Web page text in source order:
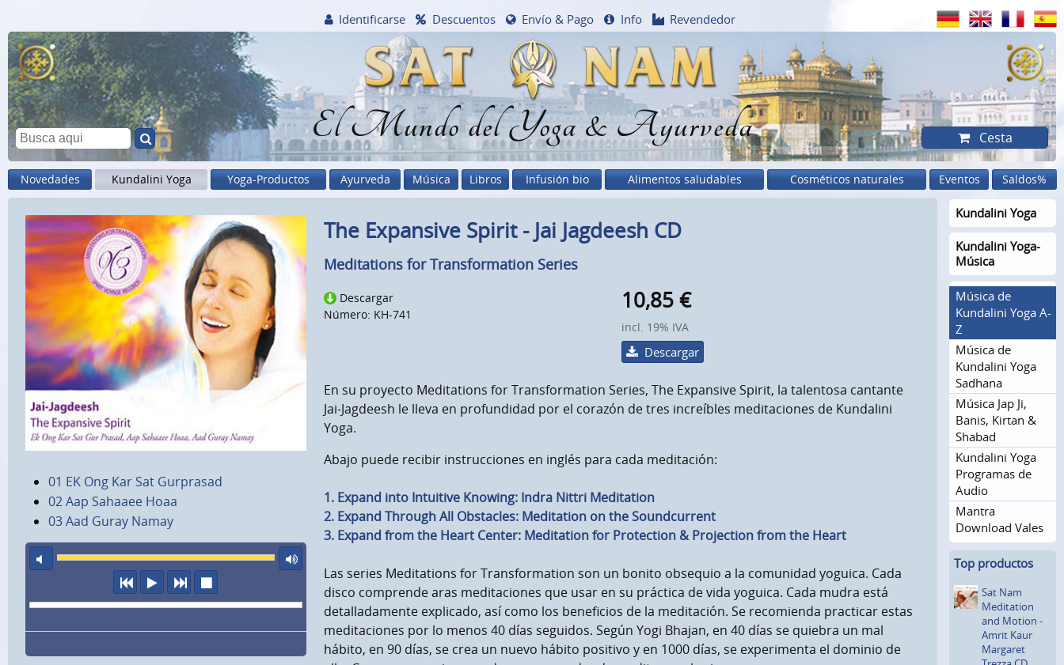
El Mundo del Yoga & Ayurveda
Identificarse Descuentos Envío & Pago Info Revendedor
Cesta
Novedades Kundalini Yoga Yoga-Productos Ayurveda Música Libros Infusión bio Alimentos saludables Cosméticos naturales Eventos Saldos%
01 EK Ong Kar Sat Gurprasad
02 Aap Sahaaee Hoaa
03 Aad Guray Namay
sonido apagado
anterior
escucharsiguiente
The Expansive Spirit - Jai Jagdeesh CD
Meditations for Transformation Series
Descargar
Número: KH-741
10,85€
incl. 19% IVA
Descargar
En su proyecto Meditations for Transformation Series, The Expansive Spirit, la talentosa cantante
Jai-Jagdeesh le lleva en profundidad por el corazón de tres increíbles meditaciones de Kundalini
Yoga.
Abajo puede recibir instrucciones en inglés para cada meditación:
1. Expand into Intuitive Knowing: Indra Nittri Meditation
2. Expand Through All Obstacles: Meditation on the Soundcurrent
3. Expand from the Heart Center: Meditation for Protection & Projection from the Heart
Las series Meditations for Transformation son un bonito obsequio a la comunidad yoguica. Cada
disco comprende aras meditaciones que usar en su práctica de vida yoguica. Cada mudra está
detalladamente explicado, así como los beneficios de la meditación. Se recomienda practicar estas
meditaciones por lo menos 40 días seguidos. Según Yogi Bhajan, en 40 días se quiebra un mal
hábito, en 90 días, se crea un nuevo hábito positivo y en 1000 días, se experimenta el dominio de
Kundalini Yoga
Kundalini Yoga-
Música
Música de
Kundalini Yoga A-
Z
Música de
Kundalini Yoga
Sadhana
Música Jap Ji,
Banis, Kirtan &
Shabad
Kundalini Yoga
Programas de
Audio
Mantra
Download Vales
Top productos
Sat Nam
Meditation
and Motion -
Amrit Kaur
Margaret